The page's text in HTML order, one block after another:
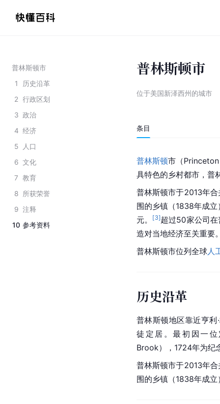
普林斯顿市
1
历史沿革
2 行政区划
3 政治
4 经济
5
人口
6 文化
7 教育
8 所获荣誉
9 注释
10 参考资料
普林斯顿市
位于美国新泽西州的城市
条目
普林斯顿市（
具特色的乡村都市，普
普林斯顿市于2013年
围的乡镇（1838年成立
元。
[3]超过50家公司
造对当地经济至关重要
普林斯顿市位列全球人
历史沿革
普林斯顿地区靠近亨利
徒定居。最初因一
Brook），1724年为纪
普林斯顿市于2013年
围的乡镇（1838年成立